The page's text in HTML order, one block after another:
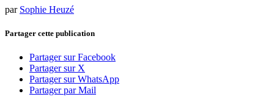
par Sophie Heuzé
Partager cette publication
Partager sur Facebook
Partager sur X
Partager sur WhatsApp
Partager par Mail